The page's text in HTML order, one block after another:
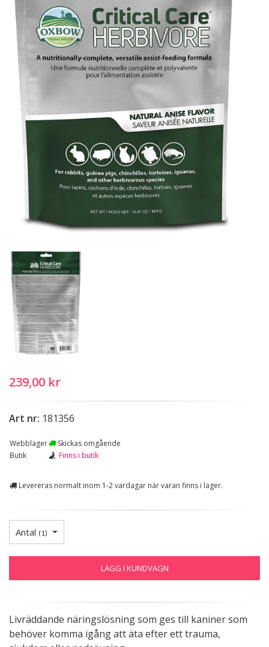
239,00 kr
Art nr: 181356
Webblager
Skickas omgående
Butik
Finns i butik
Levereras normalt inom 1-2 vardagar när varan finns i lager.
Antal (1)
LÄGG I KUNDVAGN
Livräddande näringslösning som ges till kaniner som
behöver komma igång att äta efter ett trauma,